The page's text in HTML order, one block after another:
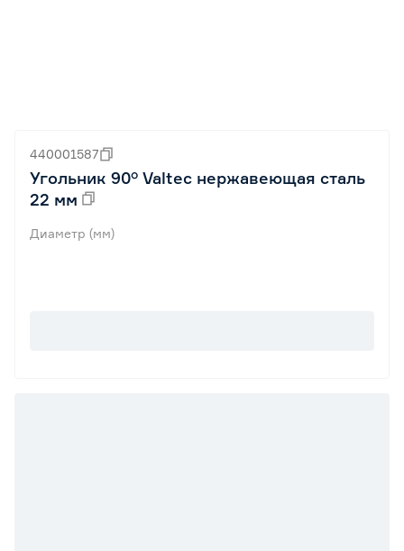
440001587
Угольник 90° Valtec нержавеющая сталь
22 мм
Диаметр (мм)